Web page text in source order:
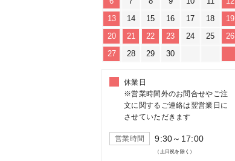
13
14 15 16 17 18
19
20
21 22 23 24 25
26
27
28 29 30
休業日
※営業時間外のお問合せやご注
文に関するご連絡は翌営業日に
させていただきます
営業時間 9:30～17:00
（土日祝を除く）